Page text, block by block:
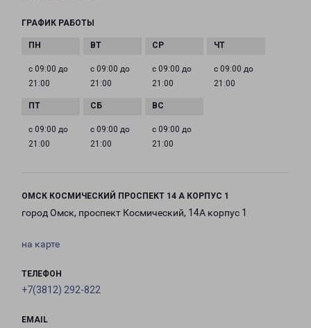
ГРАФИК РАБОТЫ
с 09:00 до
21:00
с 09:00 до
21:00
с 09:00 до
21:00
с 09:00 до
21:00
с 09:00 до
21:00
с 09:00 до
21:00
с 09:00 до
21:00
ОМСК КОСМИЧЕСКИЙ ПРОСПЕКТ 14 А КОРПУС 1
город Омск, проспект Космический, 14А корпус 1
на карте
ТЕЛЕФОН
+7(3812) 292-822
EMAIL